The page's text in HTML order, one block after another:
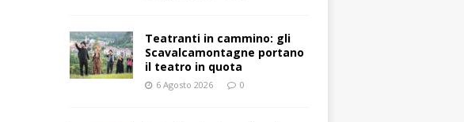
Teatranti in cammino: gli
Scavalcamontagne portano
il teatro in quota
6 Agosto 2026 0